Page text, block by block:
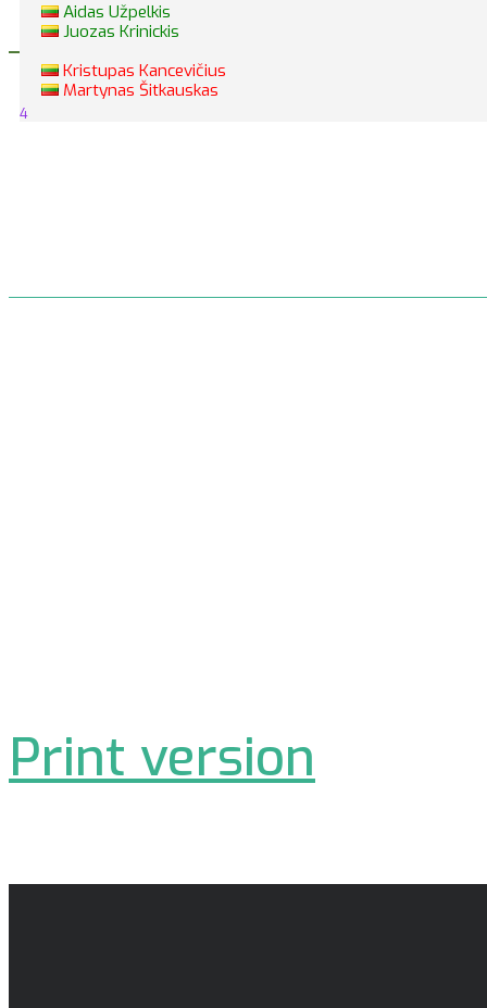
Aidas Užpelkis
Juozas Krinickis
Kristupas Kancevičius
Martynas Šitkauskas
4
Print version